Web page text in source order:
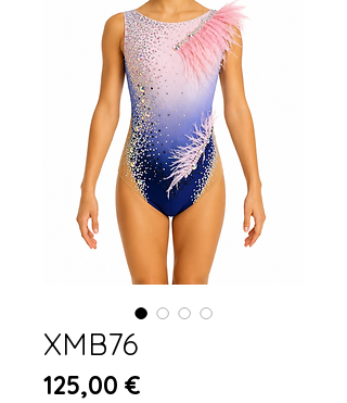
XMB76
125,00 €